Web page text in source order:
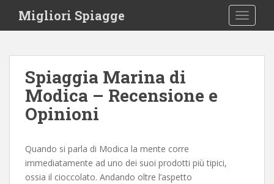
i
Migliori Spiagge
Spiaggia Marina di
Modica – Recensione e
Opinioni
Quando si parla di Modica la mente corre
immediatamente ad uno dei suoi prodotti più tipici,
ossia il cioccolato. Andando oltre l’aspetto